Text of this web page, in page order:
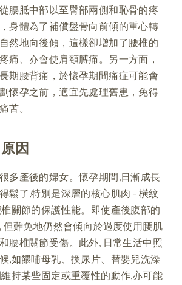
腰胝中部以至臀部兩側和恥骨的疼
身體為了補償盤骨向前傾的重心轉
然地向後傾，這樣卻增加了腰椎的
痛、亦會使肩頸膊痛。另一方面，
期腰背痛，於懷孕期間痛症可能會
懷孕之前，適宜先處理舊患，免得
苦。
因
多產後的婦女。懷孕期間,日漸成長
鬆了,特別是深層的核心肌肉 - 橫紋
關節的保護性能。即使產後腹部的
但難免地仍然會傾向於過度使用腰肌
腰椎關節受傷。此外, 日常生活中照
,如餵哺母乳、換尿片、替嬰兒洗澡
持某些固定或重覆性的動作,亦可能